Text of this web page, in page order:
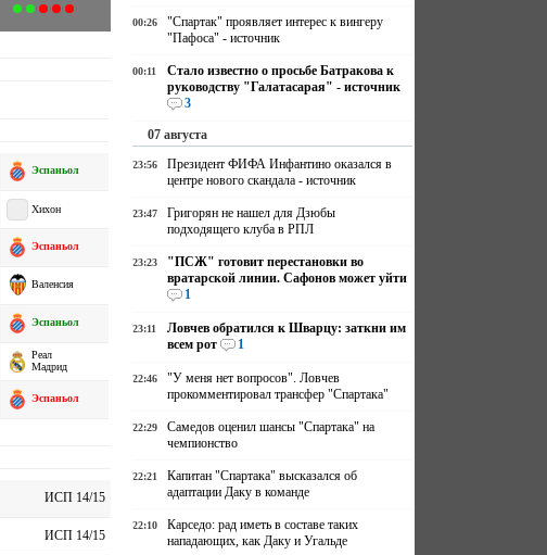
Эспаньол
Хихон
Эспаньол
Валенсия
Эспаньол
Реал
Мадрид
Эспаньол
ИСП 14/15
ИСП 14/15
00:26
"Спартак" проявляет интерес к вингеру
"Пафоса" - источник
00:11
Стало известно о просьбе Батракова к
руководству "Галатасарая" - источник
3
07 августа
23:56
Президент ФИФА Инфантино оказался в
центре нового скандала - источник
23:47
Григорян не нашел для Дзюбы
подходящего клуба в РПЛ
23:23
"ПСЖ" готовит перестановки во
вратарской линии. Сафонов может уйти
1
23:11
Ловчев обратился к Шварцу: заткни им
всем рот
1
22:46
"У меня нет вопросов". Ловчев
прокомментировал трансфер "Спартака"
22:29
Самедов оценил шансы "Спартака" на
чемпионство
22:21
Капитан "Спартака" высказался об
адаптации Даку в команде
22:10
Карседо: рад иметь в составе таких
нападающих, как Даку и Угальде